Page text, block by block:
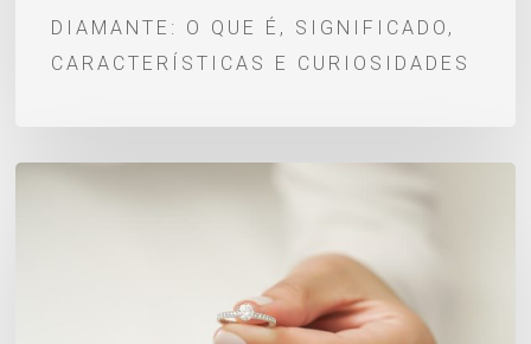
DIAMANTE: O QUE É, SIGNIFICADO,
CARACTERÍSTICAS E CURIOSIDADES